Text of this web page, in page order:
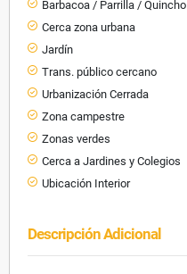
Barbacoa / Parrilla / Quincho
Cerca zona urbana
Jardín
Trans. público cercano
Urbanización Cerrada
Zona campestre
Zonas verdes
Cerca a Jardines y Colegios
Ubicación Interior
Descripción Adicional